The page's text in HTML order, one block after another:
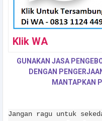
Klik WA
GUNAKAN JASA
DENGAN
MANTAPKAN
Jangan ragu untuk